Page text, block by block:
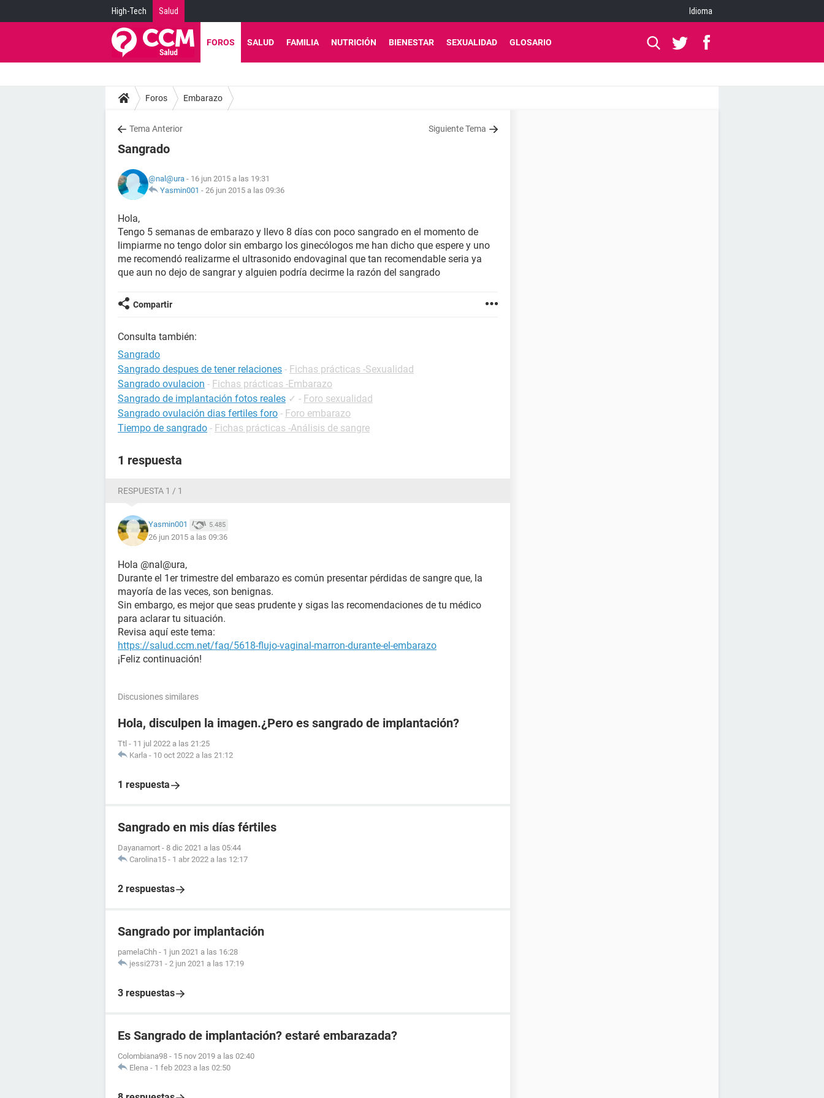
High-Tech Salud Idioma
FOROS SALUD FAMILIA NUTRICIÓN BIENESTAR SEXUALIDAD GLOSARIO
Foros Embarazo
Tema Anterior Siguiente Tema
Sangrado
@nal@ura - 16 jun 2015 a las 19:31
Yasmin001 - 26 jun 2015 a las 09:36
Hola,
Tengo 5 semanas de embarazo y llevo 8 días con poco sangrado en el momento de
limpiarme no tengo dolor sin embargo los ginecólogos me han dicho que espere y uno
me recomendó realizarme el ultrasonido endovaginal que tan recomendable seria ya
que aun no dejo de sangrar y alguien podría decirme la razón del sangrado
Compartir
Consulta también:
Sangrado
Sangrado despues de tener relaciones - Fichas prácticas -Sexualidad
Sangrado ovulacion - Fichas prácticas -Embarazo
Sangrado de implantación fotos reales ✓ - Foro sexualidad
Sangrado ovulación dias fertiles foro - Foro embarazo
Tiempo de sangrado - Fichas prácticas -Análisis de sangre
1 respuesta
RESPUESTA 1 / 1
Yasmin001 5.485
26 jun 2015 a las 09:36
Hola @nal@ura,
Durante el 1er trimestre del embarazo es común presentar pérdidas de sangre que, la
mayoría de las veces, son benignas.
Sin embargo, es mejor que seas prudente y sigas las recomendaciones de tu médico
para aclarar tu situación.
Revisa aquí este tema:
https://salud.ccm.net/faq/5618-flujo-vaginal-marron-durante-el-embarazo
¡Feliz continuación!
Discusiones similares
Hola, disculpen la imagen.¿Pero es sangrado de implantación?
Ttl - 11 jul 2022 a las 21:25
Karla - 10 oct 2022 a las 21:12
1 respuesta
Sangrado en mis días fértiles
Dayanamort - 8 dic 2021 a las 05:44
Carolina15 - 1 abr 2022 a las 12:17
2 respuestas
Sangrado por implantación
pamelaChh - 1 jun 2021 a las 16:28
jessi2731 - 2 jun 2021 a las 17:19
3 respuestas
Es Sangrado de implantación? estaré embarazada?
Colombiana98 - 15 nov 2019 a las 02:40
Elena - 1 feb 2023 a las 02:50